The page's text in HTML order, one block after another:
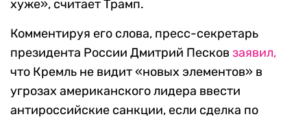
хуже», считает Трамп.
Комментируя его слова, пресс-секретарь
президента России Дмитрий Песков заявил,
что Кремль не видит «новых элементов» в
угрозах американского лидера ввести
антироссийские санкции, если сделка по